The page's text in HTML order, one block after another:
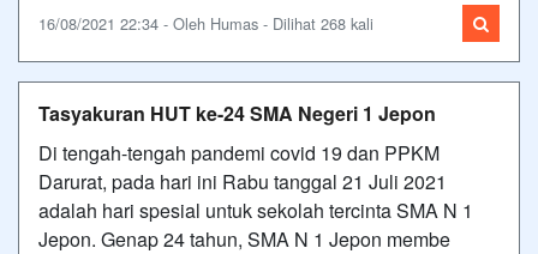
16/08/2021 22:34 - Oleh Humas - Dilihat 268 kali
Tasyakuran HUT ke-24 SMA Negeri 1 Jepon
Di tengah-tengah pandemi covid 19 dan PPKM
Darurat, pada hari ini Rabu tanggal 21 Juli 2021
adalah hari spesial untuk sekolah tercinta SMA N 1
Jepon. Genap 24 tahun, SMA N 1 Jepon membe